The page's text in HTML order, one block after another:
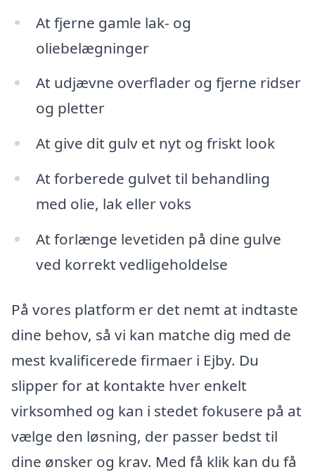
At fjerne gamle lak- og
oliebelægninger
At udjævne overflader og fjerne ridser
og pletter
At give dit gulv et nyt og friskt look
At forberede gulvet til behandling
med olie, lak eller voks
At forlænge levetiden på dine gulve
ved korrekt vedligeholdelse
På vores platform er det nemt at indtaste
dine behov, så vi kan matche dig med de
mest kvalificerede firmaer i Ejby. Du
slipper for at kontakte hver enkelt
virksomhed og kan i stedet fokusere på at
vælge den løsning, der passer bedst til
dine ønsker og krav. Med få klik kan du få